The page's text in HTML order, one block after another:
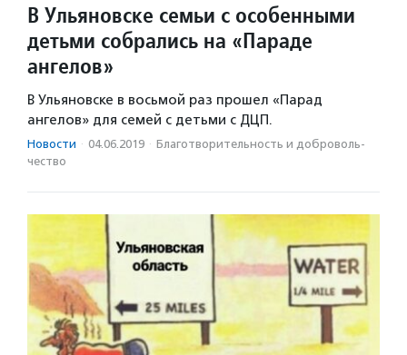
В Ульяновске семьи с особенными
детьми собрались на «Параде
ангелов»
В Ульяновске в восьмой раз прошел «Парад
ангелов» для семей с детьми с ДЦП.
Новости · 04.06.2019 · Благотвори­тель­ность и доброволь­
чест­во